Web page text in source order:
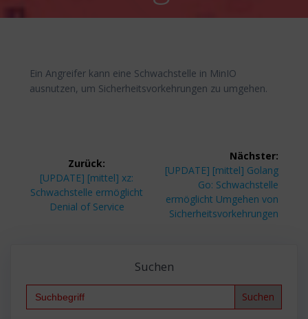
Ein Angreifer kann eine Schwachstelle in MinIO
ausnutzen, um Sicherheitsvorkehrungen zu umgehen.
Zurück:
Vorheriger
Beitrag:
[UPDATE] [mittel] xz:
Schwachstelle ermöglicht
Denial of Service
Nächster:
Nächster
[UPDATE] [mittel] Golang
Go: Schwachstelle
ermöglicht Umgehen von
Sicherheitsvorkehrungen
Suchen
Search